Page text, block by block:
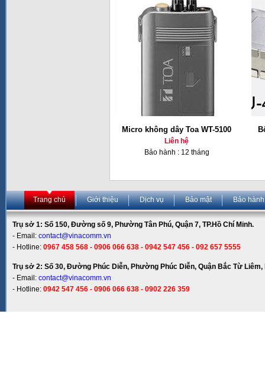
Micro không dây Toa WT-5100
Liên hệ
Bảo hành : 12 tháng
Trang chủ Giới thiệu Dịch vụ Bảo mật Bảo hành
Trụ sở 1: Số 150, Đường số 9, Phường Tân Phú, Quận 7, TP.Hồ Chí Minh.
- Email: contact@vinacomm.vn
- Hotline: 0967 458 568 - 0906 066 638 - 0942 547 456 - 092 657 5555
Trụ sở 2: Số 30, Đường Phúc Diễn, Phường Phúc Diễn, Quận Bắc Từ Liêm,
- Email: contact@vinacomm.vn
- Hotline: 0942 547 456 - 0906 066 638 - 0902 226 359